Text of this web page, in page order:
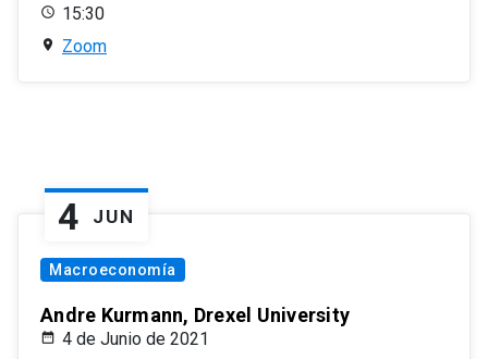
15:30
Zoom
4 JUN
Macroeconomía
Andre Kurmann, Drexel University
4 de Junio de 2021